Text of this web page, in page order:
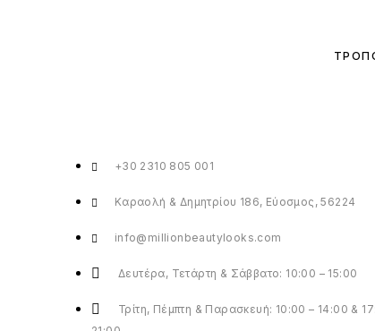
+30 2310 805 001
Καραολή & Δημητρίου 186, Εύοσμος, 56224
info@millionbeautylooks.com
Δευτέρα, Τετάρτη & Σάββατο: 10:00 – 15:00
Τρίτη, Πέμπτη & Παρασκευή: 10:00 – 14:00 &